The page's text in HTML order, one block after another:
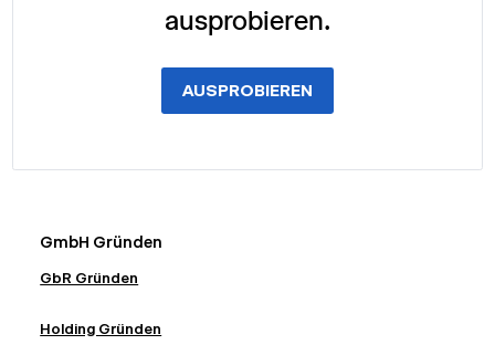
ausprobieren.
AUSPROBIEREN
GmbH Gründen
GbR Gründen
Holding Gründen